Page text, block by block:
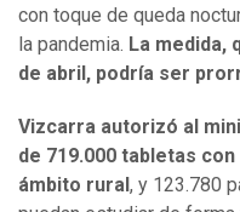
con toque de queda
la pandemia. La medida,
de abril, podría ser
Vizcarra autorizó al
de 719.000 tabletas
ámbito rural , y 123.780